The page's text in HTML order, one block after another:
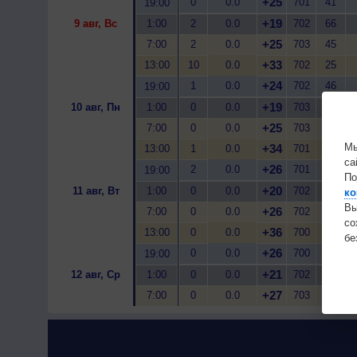
19:00
9 авг, Вс
1:00 2 0.0 +19 702 66
7:00
2 0.0 +25 703 45
13:00
10 0.0 +33 702 25
19:00
1 0.0 +24 702 46
10 авг, Пн
1:00 0 0.0 +19 703
7:00
0 0.0 +25 703
13:00
1 0.0 +34 701
19:00
2 0.0 +26 701
11 авг, Вт
1:00 0 0.0 +20 702
7:00
0 0.0 +26 702
13:00
0 0.0 +36 700
19:00
0 0.0 +26 700
12 авг, Ср
1:00 0 0.0 +21 702
7:00
0 0.0 +27 703